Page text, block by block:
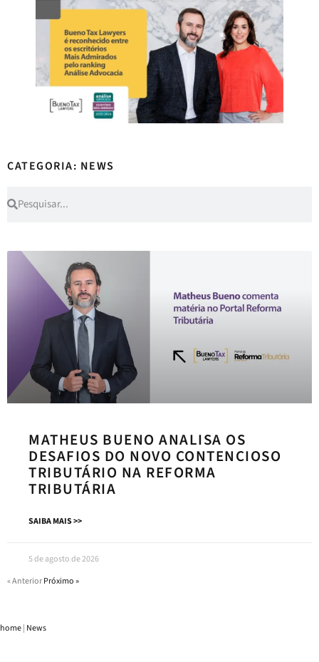
CATEGORIA: NEWS
MATHEUS BUENO ANALISA OS
DESAFIOS DO NOVO CONTENCIOSO
TRIBUTÁRIO NA REFORMA
TRIBUTÁRIA
SAIBA MAIS >>
5 de agosto de 2026
« AnteriorPróximo »
home| News